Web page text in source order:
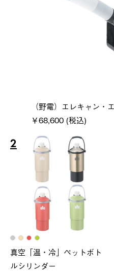
（野電）エレキャン・
￥68,600 (税込)
2
真空「温・冷」ペットボト
ルシリンダー